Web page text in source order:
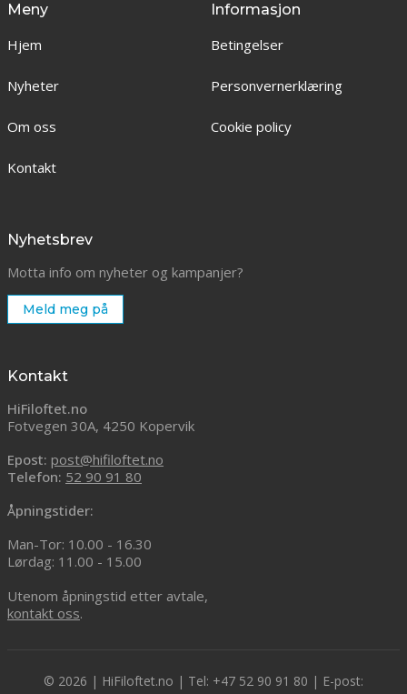
Meny
Hjem
Nyheter
Om oss
Kontakt
Informasjon
Betingelser
Personvernerklæring
Cookie policy
Nyhetsbrev
Motta info om nyheter og kampanjer?
Meld meg på
Kontakt
HiFiloftet.no
Fotvegen 30A, 4250 Kopervik
Epost: post@hifiloftet.no
Telefon: 52 90 91 80
Åpningstider:
Man-Tor: 10.00 - 16.30
Lørdag: 11.00 - 15.00
Utenom åpningstid etter avtale,
kontakt oss.
© 2026 | HiFiloftet.no | Tel: +47 52 90 91 80 | E-post: